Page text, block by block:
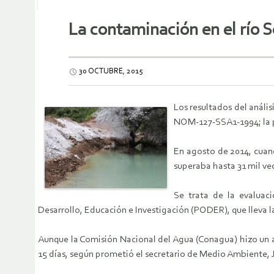
La contaminación en el río
30 OCTUBRE, 2015
Los resultados del
NOM-127-SSA1-1994;
En agosto de 2014,
superaba hasta 31 mil
Se trata de la
Desarrollo, Educación e Investigación (PODER), que
Aunque la Comisión Nacional del Agua (Conagua) hizo
15 días, según prometió el secretario de Medio Ambiente,